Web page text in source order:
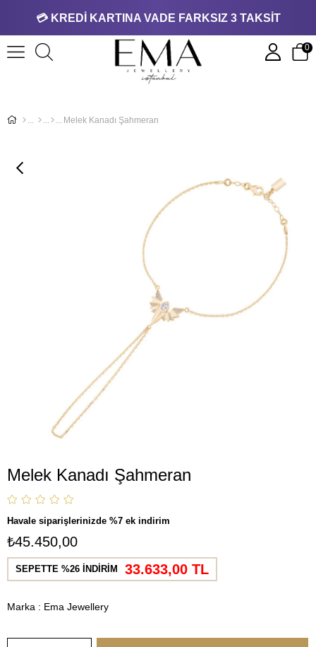
💳 KREDİ KARTINA VADE FARKSIZ 3 TAKSİT
0
Melek Kanadı Şahmeran
Melek Kanadı Şahmeran
Havale siparişlerinizde %7 ek indirim
₺45.450,00
SEPETTE %26 İNDİRİM 33.633,00 TL
Marka : Ema Jewellery